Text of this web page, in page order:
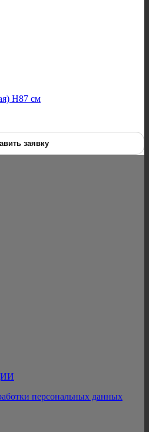
H87 см
заявку
персональных данных